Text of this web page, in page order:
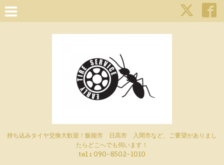
持ち込みタイヤ交換大歓迎！飯能市 日高市 入間市など、ご要望がありまし
たらどこへでも伺います！
tel : 090-8502-1010